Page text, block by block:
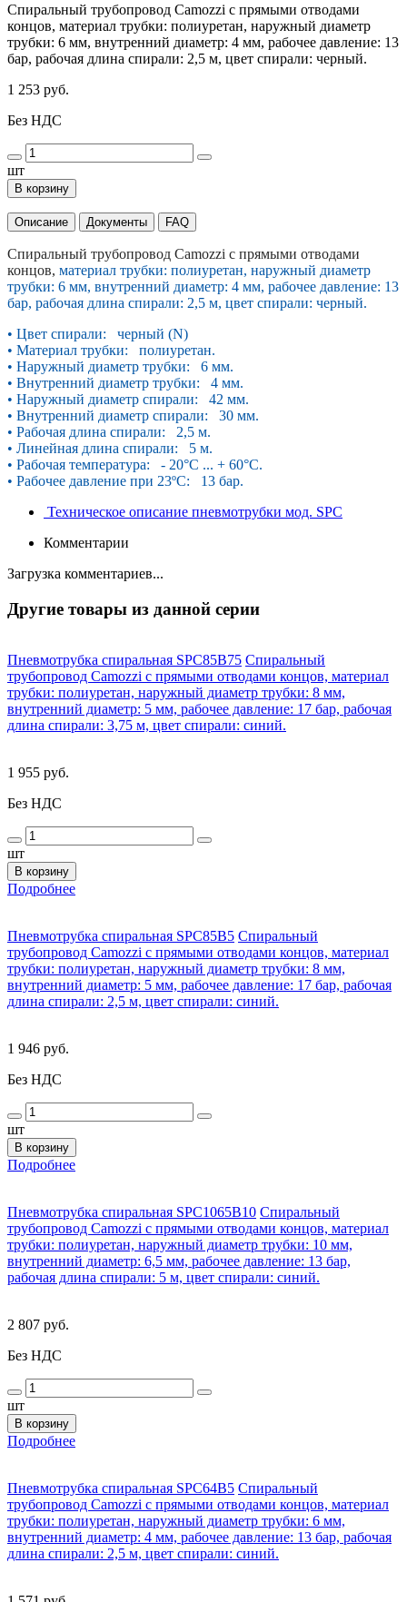
Спиральный трубопровод Camozzi с прямыми отводами
концов, материал трубки: полиуретан, наружный диаметр
трубки: 6 мм, внутренний диаметр: 4 мм, рабочее давление: 13
бар, рабочая длина спирали: 2,5 м, цвет спирали: черный.
1 253 руб.
Без НДС
шт
В корзину
Описание Документы FAQ
Спиральный трубопровод Camozzi с прямыми отводами
концов, материал трубки: полиуретан, наружный диаметр
трубки: 6 мм, внутренний диаметр: 4 мм, рабочее давление: 13
бар, рабочая длина спирали: 2,5 м, цвет спирали: черный.
• Цвет спирали: черный (N)
• Материал трубки: полиуретан.
• Наружный диаметр трубки: 6 мм.
• Внутренний диаметр трубки: 4 мм.
• Наружный диаметр спирали: 42 мм.
• Внутренний диаметр спирали: 30 мм.
• Рабочая длина спирали: 2,5 м.
• Линейная длина спирали: 5 м.
• Рабочая температура: - 20°С ... + 60°С.
• Рабочее давление при 23ºС: 13 бар.
Техническое описание пневмотрубки мод. SPC
Комментарии
Загрузка комментариев...
Другие товары из данной серии
Пневмотрубка спиральная SPC85B75 Спиральный
трубопровод Camozzi с прямыми отводами концов, материал
трубки: полиуретан, наружный диаметр трубки: 8 мм,
внутренний диаметр: 5 мм, рабочее давление: 17 бар, рабочая
длина спирали: 3,75 м, цвет спирали: синий.
1 955 руб.
Без НДС
шт
В корзину
Подробнее
Пневмотрубка спиральная SPC85B5 Спиральный
трубопровод Camozzi с прямыми отводами концов, материал
трубки: полиуретан, наружный диаметр трубки: 8 мм,
внутренний диаметр: 5 мм, рабочее давление: 17 бар, рабочая
длина спирали: 2,5 м, цвет спирали: синий.
1 946 руб.
Без НДС
шт
В корзину
Подробнее
Пневмотрубка спиральная SPC1065B10 Спиральный
трубопровод Camozzi с прямыми отводами концов, материал
трубки: полиуретан, наружный диаметр трубки: 10 мм,
внутренний диаметр: 6,5 мм, рабочее давление: 13 бар,
рабочая длина спирали: 5 м, цвет спирали: синий.
2 807 руб.
Без НДС
шт
В корзину
Подробнее
Пневмотрубка спиральная SPC64B5 Спиральный
трубопровод Camozzi с прямыми отводами концов, материал
трубки: полиуретан, наружный диаметр трубки: 6 мм,
внутренний диаметр: 4 мм, рабочее давление: 13 бар, рабочая
длина спирали: 2,5 м, цвет спирали: синий.